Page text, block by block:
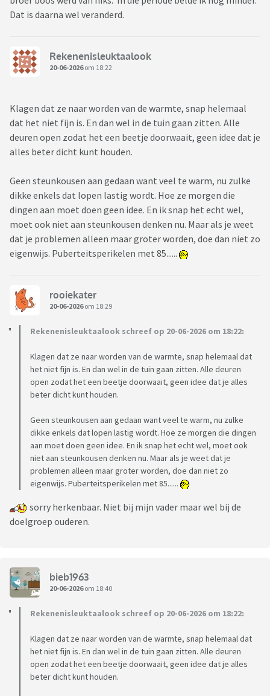
Dat is daarna wel veranderd.
Rekenenisleuktaalook
20-06-2026om 18:22
Klagen dat ze naar worden van de warmte, snap helemaal
dat het niet fijn is. En dan wel in de tuin gaan zitten. Alle
deuren open zodat het een beetje doorwaait, geen idee dat je
alles beter dicht kunt houden.
Geen steunkousen aan gedaan want veel te warm, nu zulke
dikke enkels dat lopen lastig wordt. Hoe ze morgen die
dingen aan moet doen geen idee. En ik snap het echt wel,
moet ook niet aan steunkousen denken nu. Maar als je weet
dat je problemen alleen maar groter worden, doe dan niet zo
eigenwijs. Puberteitsperikelen met 85......
rooiekater
20-06-2026om 18:29
Rekenenisleuktaalook schreef op 20-06-2026 om 18:22:
Klagen dat ze naar worden van de warmte, snap helemaal dat
het niet fijn is. En dan wel in de tuin gaan zitten. Alle deuren
open zodat het een beetje doorwaait, geen idee dat je alles
beter dicht kunt houden.
Geen steunkousen aan gedaan want veel te warm, nu zulke
dikke enkels dat lopen lastig wordt. Hoe ze morgen die dingen
aan moet doen geen idee. En ik snap het echt wel, moet ook
niet aan steunkousen denken nu. Maar als je weet dat je
problemen alleen maar groter worden, doe dan niet zo
eigenwijs. Puberteitsperikelen met 85......
sorry herkenbaar. Niet bij mijn vader maar wel bij de
doelgroep ouderen.
bieb1963
20-06-2026om 18:40
Rekenenisleuktaalook schreef op 20-06-2026 om 18:22:
Klagen dat ze naar worden van de warmte, snap helemaal dat
het niet fijn is. En dan wel in de tuin gaan zitten. Alle deuren
open zodat het een beetje doorwaait, geen idee dat je alles
beter dicht kunt houden.